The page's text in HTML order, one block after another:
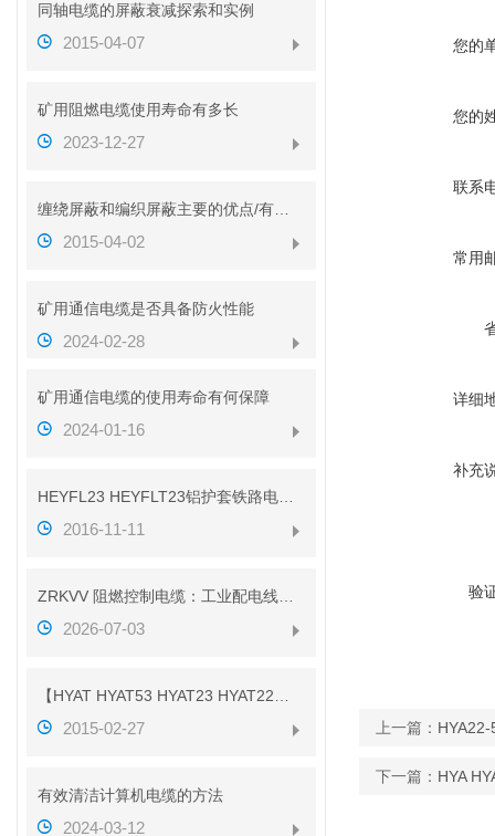
同轴电缆的屏蔽衰减探索和实例
2015-04-07
矿用阻燃电缆使用寿命有多长
2023-12-27
2015-04-02
矿用通信电缆是否具备防火性能
2024-02-28
矿用通信电缆的使用寿命有何保障
2024-01-16
2016-11-11
2026-07-03
2015-02-27
有效清洁计算机电缆的方法
2024-03-12
您的
您的
联系
常用
详细
补充
验
上一篇：
下一篇： HYA